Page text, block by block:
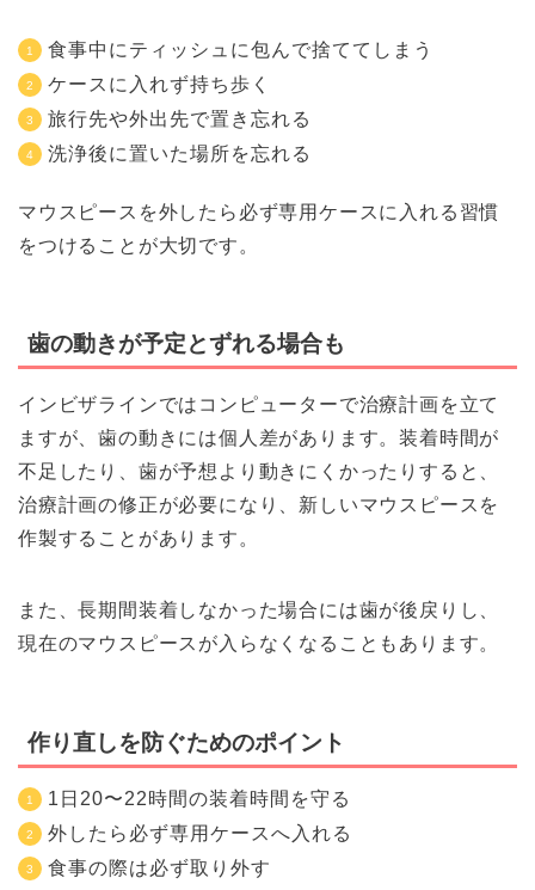
食事中にティッシュに包んで捨ててしまう
ケースに入れず持ち歩く
旅行先や外出先で置き忘れる
洗浄後に置いた場所を忘れる
マウスピースを外したら必ず専用ケースに入れる習慣
をつけることが大切です。
歯の動きが予定とずれる場合も
インビザラインではコンピューターで治療計画を立て
ますが、歯の動きには個人差があります。装着時間が
不足したり、歯が予想より動きにくかったりすると、
治療計画の修正が必要になり、新しいマウスピースを
作製することがあります。
また、長期間装着しなかった場合には歯が後戻りし、
現在のマウスピースが入らなくなることもあります。
作り直しを防ぐためのポイント
1日20〜22時間の装着時間を守る
外したら必ず専用ケースへ入れる
食事の際は必ず取り外す